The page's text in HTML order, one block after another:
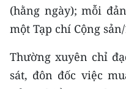
E-Magazine
Video
Media Chính trị
(hằng ngày); mỗi
một Tạp chí Cộng
Thường xuyên chỉ
sát, đôn đốc việc